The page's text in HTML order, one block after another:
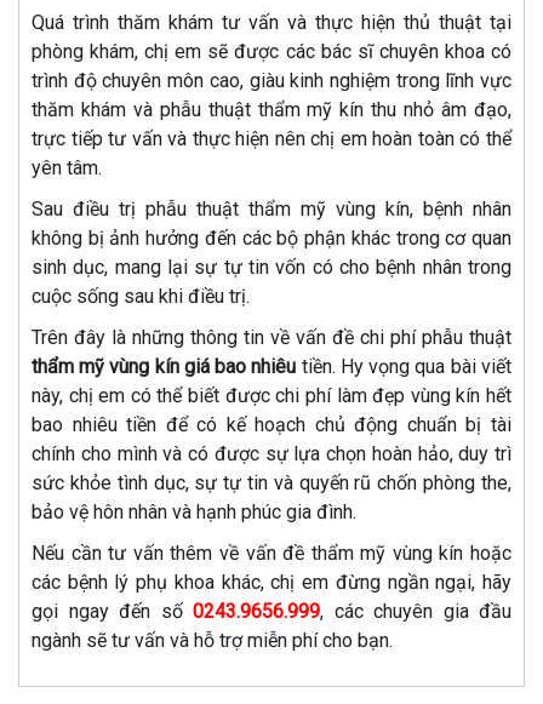
Quá trình thăm khám tư vấn và thực hiện thủ thuật tại
phòng khám, chị em sẽ được các bác sĩ chuyên khoa có
trình độ chuyên môn cao, giàu kinh nghiệm trong lĩnh vực
thăm khám và phẫu thuật thẩm mỹ kín thu nhỏ âm đạo,
trực tiếp tư vấn và thực hiện nên chị em hoàn toàn có thể
yên tâm.
Sau điều trị phẫu thuật thẩm mỹ vùng kín, bệnh nhân
không bị ảnh hưởng đến các bộ phận khác trong cơ quan
sinh dục, mang lại sự tự tin vốn có cho bệnh nhân trong
cuộc sống sau khi điều trị.
Trên đây là những thông tin về vấn đề chi phí phẫu thuật
thẩm mỹ vùng kín giá bao nhiêu tiền. Hy vọng qua bài viết
này, chị em có thể biết được chi phí làm đẹp vùng kín hết
bao nhiêu tiền để có kế hoạch chủ động chuẩn bị tài
chính cho mình và có được sự lựa chọn hoàn hảo, duy trì
sức khỏe tình dục, sự tự tin và quyến rũ chốn phòng the,
bảo vệ hôn nhân và hạnh phúc gia đình.
Nếu cần tư vấn thêm về vấn đề thẩm mỹ vùng kín hoặc
các bệnh lý phụ khoa khác, chị em đừng ngần ngại, hãy
gọi ngay đến số 0243.9656.999, các chuyên gia đầu
ngành sẽ tư vấn và hỗ trợ miễn phí cho bạn.